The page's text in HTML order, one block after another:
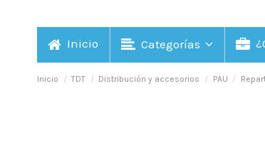
Inicio Categorías
Inicio TDT Distribución y accesorios PAU